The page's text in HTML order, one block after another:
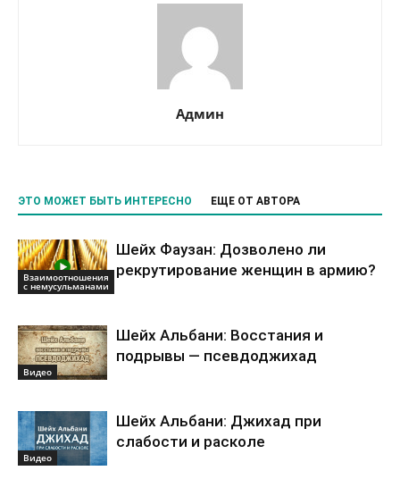
Админ
ЭТО МОЖЕТ БЫТЬ ИНТЕРЕСНО ЕЩЕ ОТ АВТОРА
Взаимоотношения
с немусульманами
Шейх Фаузан: Дозволено ли
рекрутирование женщин в армию?
Видео
Шейх Альбани: Восстания и
подрывы — псевдоджихад
Видео
Шейх Альбани: Джихад при
слабости и расколе